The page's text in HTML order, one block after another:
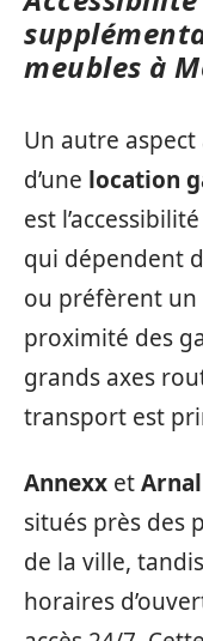
meubles à
Un autre
d’une location
est
qui dépendent
ou préfèrent un
proximité des
grands axes
transport est
Annexx et
situés près des
de la ville,
horaires